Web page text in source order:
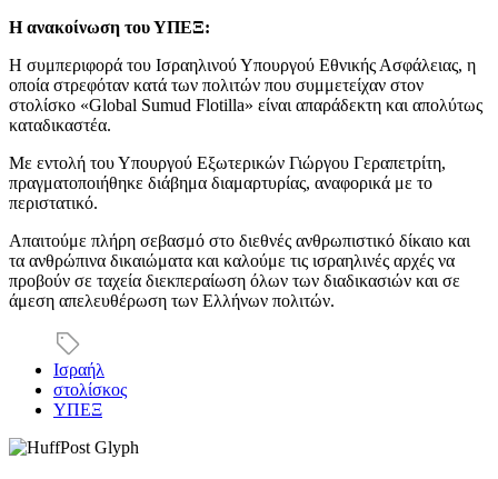
Η ανακοίνωση του ΥΠΕΞ:
Η συμπεριφορά του Ισραηλινού Υπουργού Εθνικής Ασφάλειας, η
οποία στρεφόταν κατά των πολιτών που συμμετείχαν στον
στολίσκο «Global Sumud Flotilla» είναι απαράδεκτη και απολύτως
καταδικαστέα.
Με εντολή του Υπουργού Εξωτερικών Γιώργου Γεραπετρίτη,
πραγματοποιήθηκε διάβημα διαμαρτυρίας, αναφορικά με το
περιστατικό.
Απαιτούμε πλήρη σεβασμό στο διεθνές ανθρωπιστικό δίκαιο και
τα ανθρώπινα δικαιώματα και καλούμε τις ισραηλινές αρχές να
προβούν σε ταχεία διεκπεραίωση όλων των διαδικασιών και σε
άμεση απελευθέρωση των Ελλήνων πολιτών.
Ισραήλ
στολίσκος
ΥΠΕΞ